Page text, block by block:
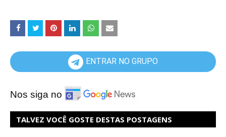
ENTRAR NO GRUPO
Nos siga no
TALVEZ VOCÊ GOSTE DESTAS POSTAGENS